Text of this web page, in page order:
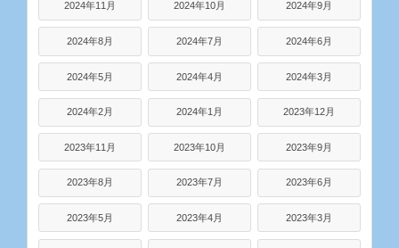
2024年11月 2024年10月 2024年9月
2024年8月 2024年7月 2024年6月
2024年5月 2024年4月 2024年3月
2024年2月 2024年1月 2023年12月
2023年11月 2023年10月 2023年9月
2023年8月 2023年7月 2023年6月
2023年5月 2023年4月 2023年3月